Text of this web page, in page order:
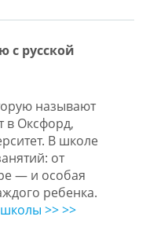
с русской
называют
в Оксфорд,
В школе
от
— и особая
ребенка.
>> >>